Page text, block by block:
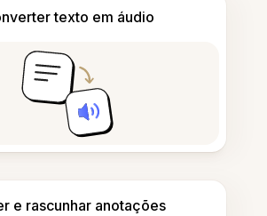
texto em áudio
e rascunhar anotações